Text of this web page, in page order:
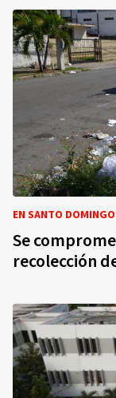
EN SANTO
Se
recolección